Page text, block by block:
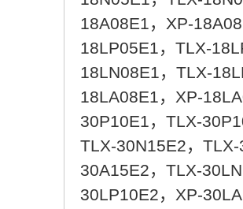
18A08E1，XP-
18LP05E1，TLX-
18LN08E1，TLX-
18LA08E1，XP-
30P10E1，TLX-
TLX-30N15E2，
30A15E2，TLX-
30LP10E2，XP-